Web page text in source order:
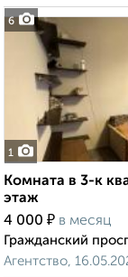
6
1
Комната в 3-к
этаж
4 000 ₽ в месяц
Гражданский
Агентство,